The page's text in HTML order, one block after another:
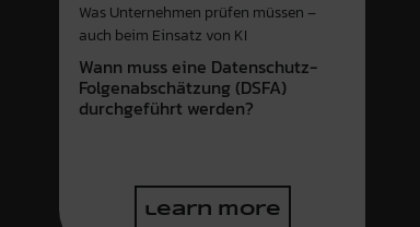
Was Unternehmen prüfen müssen –
auch beim Einsatz von KI
Wann muss eine Datenschutz-
Folgenabschätzung (DSFA)
durchgeführt werden?
learn more